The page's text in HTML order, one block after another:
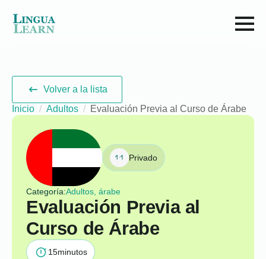
Volver a la lista
Inicio
Adultos Evaluación Previa al Curso de Árabe
Privado
Categoría:Adultos, árabe
Evaluación Previa al
Curso de Árabe
15minutos